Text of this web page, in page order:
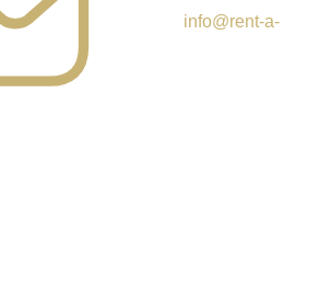
info@rent-a-